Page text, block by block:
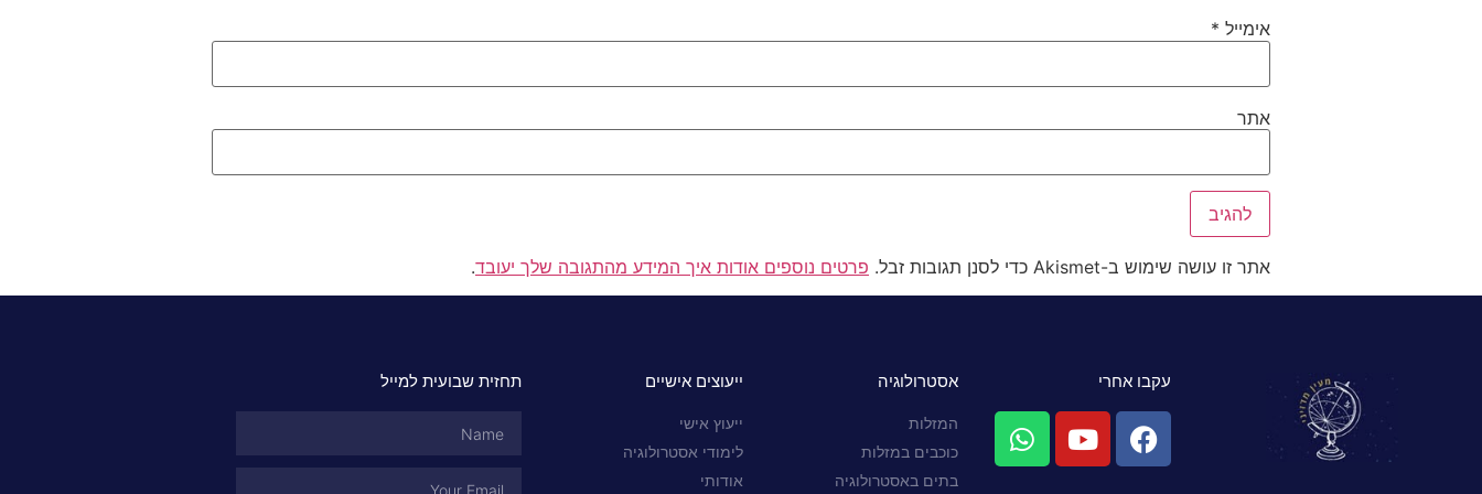
אימייל *
אתר
אתר זו עושה שימוש ב-Akismet כדי לסנן תגובות זבל. פרטים נוספים אודות איך המידע מהתגובה שלך יעובד.
עקבו אחרי אסטרולוגיה
המזלות
כוכבים במזלות
בתים באסטרולוגיה
ייעוצים אישיים
ייעוץ אישי
לימודי אסטרולוגיה
אודותי
תחזית שבועית למייל